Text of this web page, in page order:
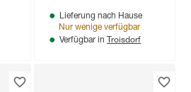
Lieferung nach Hause
Nur wenige verfügbar
Verfügbar in Troisdorf